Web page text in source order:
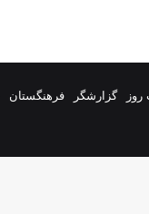
گزارشگر فرهنگستان